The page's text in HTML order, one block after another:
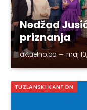
Nedžad
priznanja
aktuelno.ba maj
TUZLANSKI KANTON